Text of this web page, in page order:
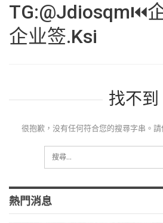
TG:@Jdiosqm⏮️
企业签.ksi
找不到
很抱歉，没有任何符合您的搜尋字串。
熱門消息